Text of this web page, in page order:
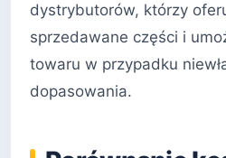
dystrybutorów, którzy
sprzedawane części i
towaru w przypadku
dopasowania.